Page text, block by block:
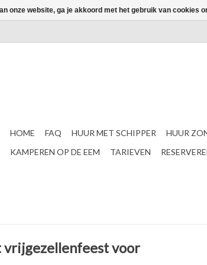
HOME FAQ HUUR MET SCHIPPER HUUR
KAMPEREN OP DE EEM
TARIEVEN
vrijgezellenfeest voor
onze website, ga je akkoord met het gebruik van cookies